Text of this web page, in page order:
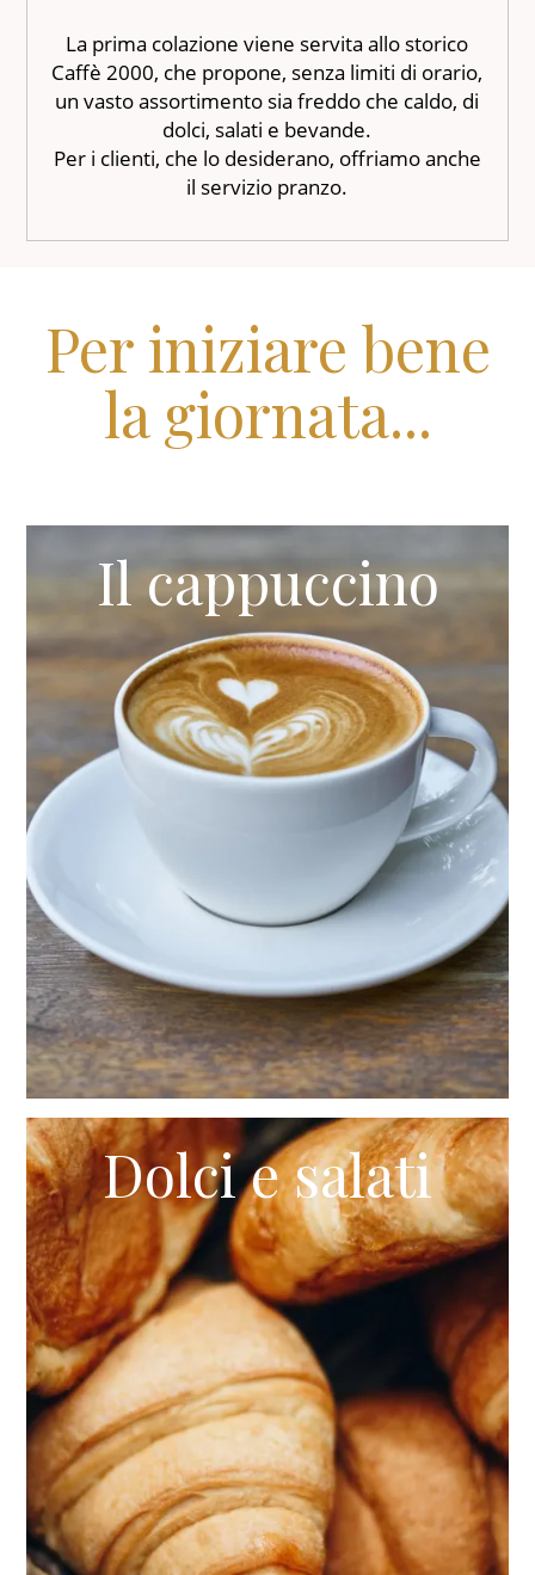
La prima colazione viene servita allo storico
Caffè 2000, che propone, senza limiti di orario,
un vasto assortimento sia freddo che caldo, di
dolci, salati e bevande.
Per i clienti, che lo desiderano, offriamo anche
il servizio pranzo.
Per iniziare bene
la giornata...
Il cappuccino
Dolci e salati